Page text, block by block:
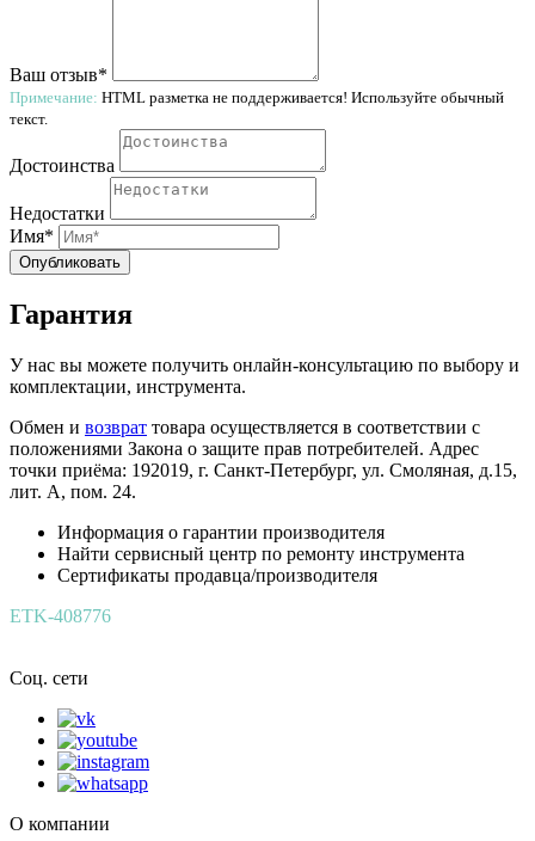
Ваш отзыв*
Примечание: HTML разметка не поддерживается! Используйте обычный
текст.
Достоинства
Недостатки
Имя*
Опубликовать
Гарантия
У нас вы можете получить онлайн-консультацию по выбору и
комплектации, инструмента.
Обмен и возврат товара осуществляется в соответствии с
положениями Закона о защите прав потребителей. Адрес
точки приёма: 192019, г. Санкт-Петербург, ул. Смоляная, д.15,
лит. А, пом. 24.
Информация о гарантии производителя
Найти сервисный центр по ремонту инструмента
Сертификаты продавца/производителя
ETK-408776
Соц. сети
О компании